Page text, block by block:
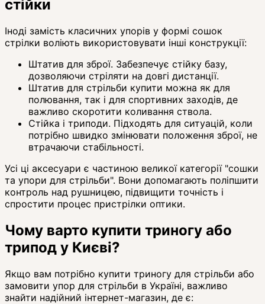
стійки
Іноді замість класичних упорів у формі сошок
стрілки воліють використовувати інші конструкції:
Штатив для зброї. Забезпечує стійку базу,
дозволяючи стріляти на довгі дистанції.
Штатив для стрільби купити можна як для
полювання, так і для спортивних заходів, де
важливо скоротити коливання ствола.
Стійка і триподи. Підходять для ситуацій, коли
потрібно швидко змінювати положення зброї, не
втрачаючи стабільності.
Усі ці аксесуари є частиною великої категорії "сошки
та упори для стрільби". Вони допомагають поліпшити
контроль над рушницею, підвищити точність і
спростити процес пристрілки оптики.
Чому варто купити триногу або
трипод у Києві?
Якщо вам потрібно купити триногу для стрільби або
замовити упор для стрільби в Україні, важливо
знайти надійний інтернет-магазин, де є: